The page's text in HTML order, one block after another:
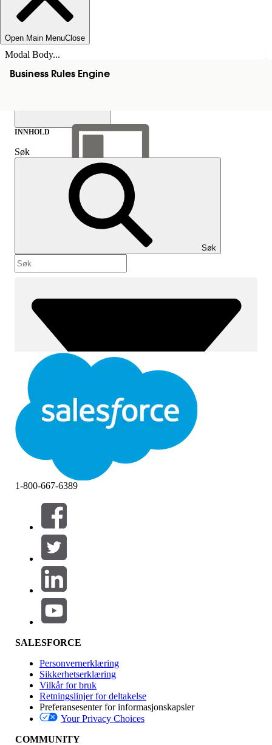
Open Main MenuClose
Modal Body...
Business Rules Engine
Vis innholdsfortegnelse
Innhold
INNHOLD
Søk
Søk
Filtre (0)
VELG FILTRE
Produktområde
Funksjonsinnvirkning
Utgave
1-800-667-6389
SALESFORCE
Personvernerklæring
Sikkerhetserklæring
Vilkår for bruk
Retningslinjer for deltakelse
Preferansesenter for informasjonskapsler
Your Privacy Choices
COMMUNITY